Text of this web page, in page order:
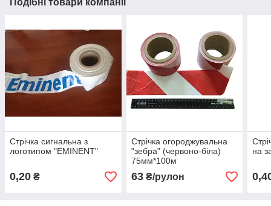
Стрічка сигнальна з
логотипом "EMINENT"
0,20 ₴
Стрічка огороджувальна
"зебра" (червоно-біла)
75мм*100м
63₴/рулон
на